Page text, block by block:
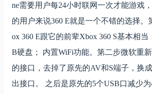
ne需要用户每24小时联网一次才能游戏
的用户来说360 E就是一个不错的选择。
ox 360 E跟它的前辈Xbox 360 S基本相当
B硬盘； 内置WiFi功能。第二步微软重
的接口，去掉了原先的AV和S端子，换
出接口。 之后是原先的5个USB口减少